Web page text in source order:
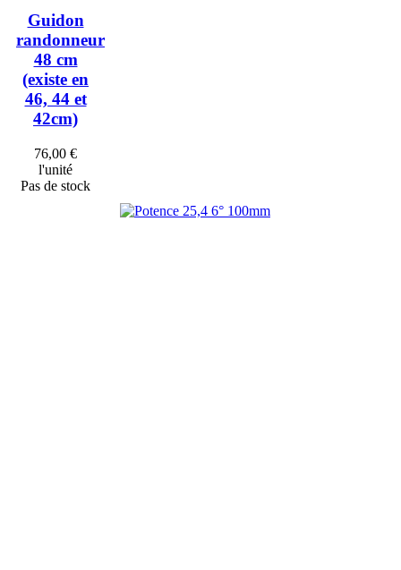
Guidon
randonneur
48 cm
(existe en
46, 44 et
42cm)
76,00 €
l'unité
Pas de stock